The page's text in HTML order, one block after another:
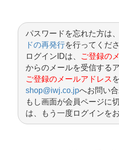
パスワードを忘れた方は、
ドの再発行を行ってくださ
ログインIDは、
ご登録の
からのメールを受信する
ご登録のメールアドレス
shop@iwj.co.jpへお問い合
もし画面が会員ページに
は、もう一度ログインを